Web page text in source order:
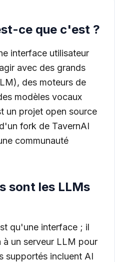
ce que c'est ?
interface utilisateur
avec des grands
des moteurs de
modèles vocaux
un projet open source
fork de TavernAI
communauté
sont les LLMs
qu'une interface ; il
à un serveur LLM pour
supportés incluent AI